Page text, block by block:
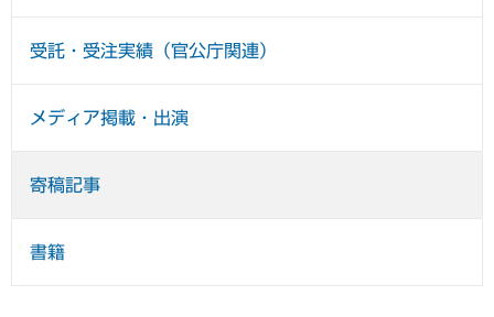
受託・受注実績（官公庁関連）
メディア掲載・出演
寄稿記事
書籍